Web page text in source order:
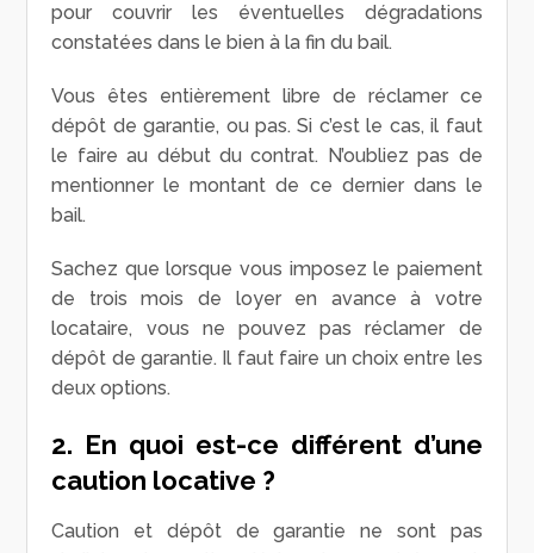
pour couvrir les éventuelles dégradations
constatées dans le bien à la fin du bail.
Vous êtes entièrement libre de réclamer ce
dépôt de garantie, ou pas. Si c’est le cas, il faut
le faire au début du contrat. N’oubliez pas de
mentionner le montant de ce dernier dans le
bail.
Sachez que lorsque vous imposez le paiement
de trois mois de loyer en avance à votre
locataire, vous ne pouvez pas réclamer de
dépôt de garantie. Il faut faire un choix entre les
deux options.
2. En quoi est-ce différent d’une
caution locative ?
Caution et dépôt de garantie ne sont pas